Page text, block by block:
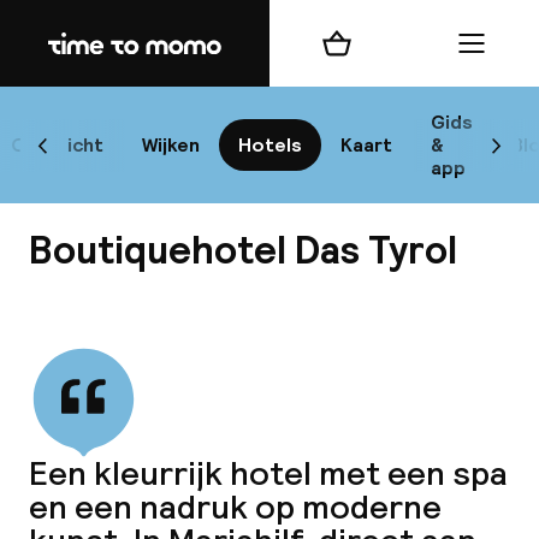
Home
Overzicht Wijken Hotels Kaart
Gids
&
app
Scroll naar links
Winkelmand Menu
Boutiquehotel Das Tyrol
Een kleurrijk hotel met een spa
en een nadruk op moderne